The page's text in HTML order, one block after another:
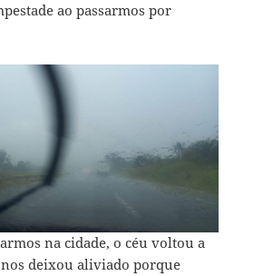
ao passarmos por
na cidade, o céu voltou a
deixou aliviado porque